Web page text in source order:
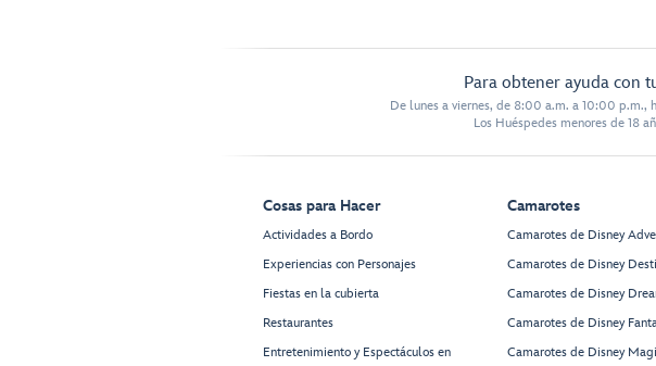
Para obtener ayuda con
De lunes a viernes, de 8:00 a.m. a 10:00 p.m.,
Los Huéspedes menores de 18
Cosas para Hacer
Actividades a Bordo
Experiencias con Personajes
Fiestas en la cubierta
Restaurantes
Entretenimiento y Espectáculos en
Camarotes
Camarotes de Disney
Camarotes de Disney
Camarotes de Disney
Camarotes de Disney
Camarotes de Disney